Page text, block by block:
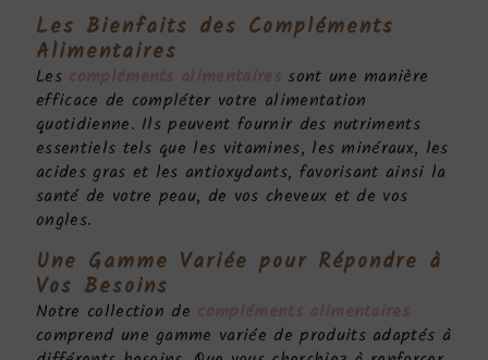
Les Bienfaits des Compléments
Alimentaires
Les compléments alimentairessont une manière
efficace de compléter votre alimentation
quotidienne. Ils peuvent fournir des nutriments
essentiels tels que les vitamines, les minéraux, les
acides gras et les antioxydants, favorisant ainsi la
santé de votre peau, de vos cheveux et de vos
ongles.
Une Gamme Variée pour Répondre à
Vos Besoins
Notre collection de compléments alimentaires
comprend une gamme variée de produits adaptés à